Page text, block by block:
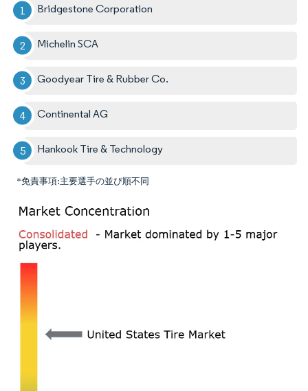
Bridgestone Corporation
Michelin SCA
Goodyear Tire & Rubber Co.
Continental AG
Hankook Tire & Technology
*免責事項:主要選手の並び順不同